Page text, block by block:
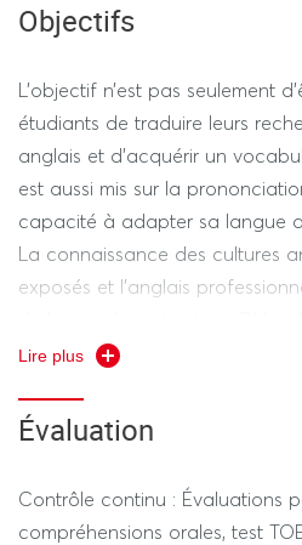
Objectifs
L'objectif n’est pas seulement
étudiants de traduire leurs
anglais et d’acquérir un
est aussi mis sur la
capacité à adapter sa langue
La connaissance des cultures
exposés et l'anglais
d'embauche. Les étudiants
Lire plus
Évaluation
Contrôle continu : Évaluations
compréhensions orales, test